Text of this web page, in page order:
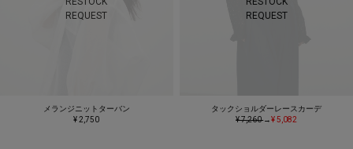
REQUEST
メランジニットターバン
¥ 2,750
REQUEST
タックショルダーレースカーデ
¥ 7,260→¥ 5,082